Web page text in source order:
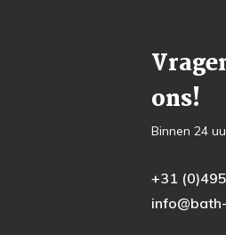
ons!
Binnen 24
+31